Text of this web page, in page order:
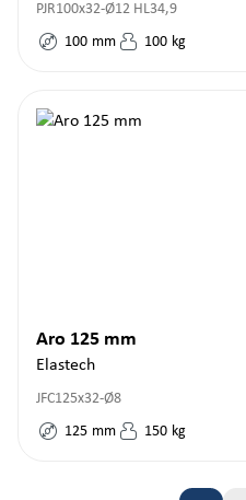
PJR100x32-Ø12 HL34,9
100 mm 100 kg
Aro 125 mm
Elastech
JFC125x32-Ø8
125 mm 150 kg